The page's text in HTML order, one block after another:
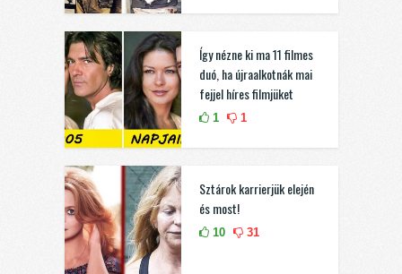
Így nézne ki ma 11 filmes
duó, ha újraalkotnák mai
fejjel híres filmjüket
1 1
Sztárok karrierjük elején
és most!
10 31